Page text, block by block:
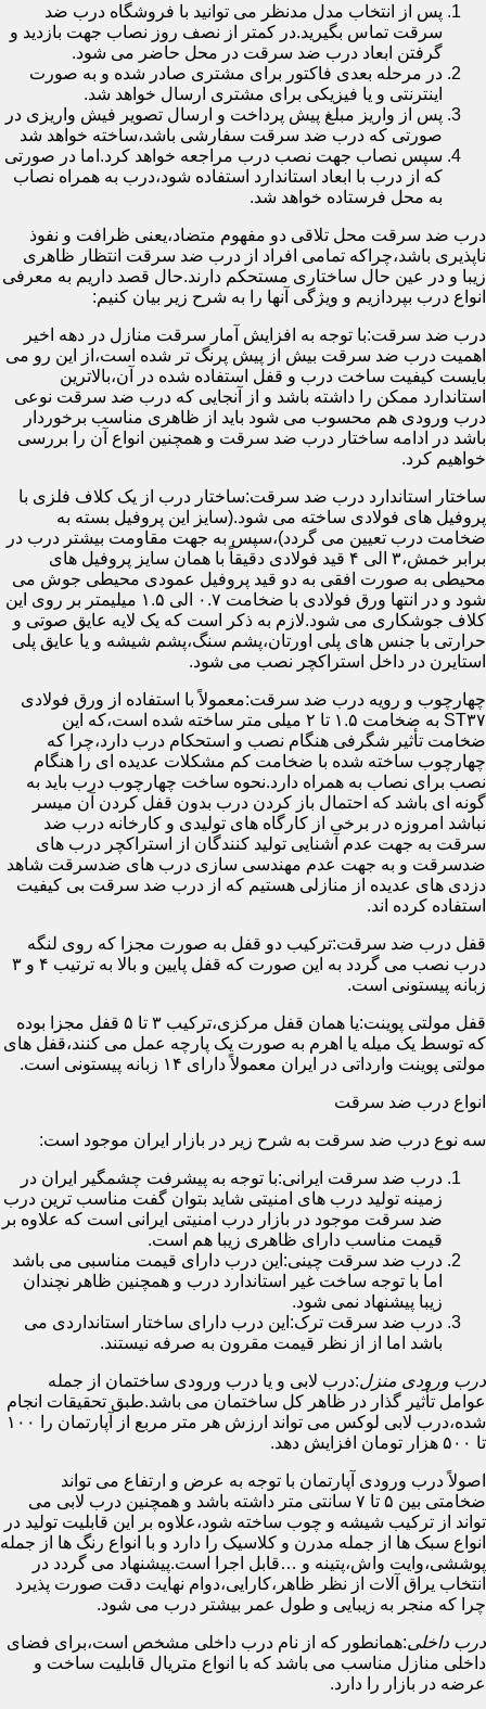
پس از انتخاب مدل مدنظر می توانید با فروشگاه درب ضد
سرقت تماس بگیرید.در کمتر از نصف روز نصاب جهت بازدید و
گرفتن ابعاد درب ضد سرقت در محل حاضر می شود.
در مرحله بعدی فاکتور برای مشتری صادر شده و به صورت
اینترنتی و یا فیزیکی برای مشتری ارسال خواهد شد.
پس از واریز مبلغ پیش پرداخت و ارسال تصویر فیش واریزی در
صورتی که درب ضد سرقت سفارشی باشد،ساخته خواهد شد
سپس نصاب جهت نصب درب مراجعه خواهد کرد.اما در صورتی
که از درب با ابعاد استاندارد استفاده شود،درب به همراه نصاب
به محل فرستاده خواهد شد.
درب ضد سرقت محل تلاقی دو مفهوم متضاد،یعنی ظرافت و نفوذ
ناپذیری باشد،چراکه تمامی افراد از درب ضد سرقت انتظار ظاهری
زیبا و در عین حال ساختاری مستحکم دارند.حال قصد داریم به معرفی
انواع درب بپردازیم و ویژگی آنها را به شرح زیر بیان کنیم:
درب ضد سرقت:با توجه به افزایش آمار سرقت منازل در دهه اخیر
اهمیت درب ضد سرقت بیش از پیش پرنگ تر شده است،از این رو می
بایست کیفیت ساخت درب و قفل استفاده شده در آن،بالاترین
استاندارد ممکن را داشته باشد و از آنجایی که درب ضد سرقت نوعی
درب ورودی هم محسوب می شود باید از ظاهری مناسب برخوردار
باشد در ادامه ساختار درب ضد سرقت و همچنین انواع آن را بررسی
خواهیم کرد.
ساختار استاندارد درب ضد سرقت:ساختار درب از یک کلاف فلزی با
پروفیل های فولادی ساخته می شود.(سایز این پروفیل بسته به
ضخامت درب تعیین می گردد)،سپس به جهت مقاومت بیشتر درب در
برابر خمش،۳ الی ۴ قید فولادی دقیقاً با همان سایز پروفیل های
محیطی به صورت افقی به دو قید پروفیل عمودی محیطی جوش می
شود و در انتها ورق فولادی با ضخامت ۰.۷ الی ۱.۵ میلیمتر بر روی این
کلاف جوشکاری می شود.لازم به ذکر است که یک لایه عایق صوتی و
حرارتی با جنس های پلی اورتان،پشم سنگ،پشم شیشه و یا عایق پلی
استایرن در داخل استراکچر نصب می شود.
چهارچوب و رویه درب ضد سرقت:معمولاً با استفاده از ورق فولادی
ST۳۷ به ضخامت ۱.۵ تا ۲ میلی متر ساخته شده است،که این
ضخامت تأثیر شگرفی هنگام نصب و استحکام درب دارد،چرا که
چهارچوب ساخته شده با ضخامت کم مشکلات عدیده ای را هنگام
نصب برای نصاب به همراه دارد.نحوه ساخت چهارچوب درب باید به
گونه ای باشد که احتمال باز کردن درب بدون قفل کردن آن میسر
نباشد امروزه در برخی از کارگاه های تولیدی و کارخانه درب ضد
سرقت به جهت عدم آشنایی تولید کنندگان از استراکچر درب های
ضدسرقت و به جهت عدم مهندسی سازی درب های ضدسرقت شاهد
دزدی های عدیده از منازلی هستیم که از درب ضد سرقت بی کیفیت
استفاده کرده اند.
قفل درب ضد سرقت:ترکیب دو قفل به صورت مجزا که روی لنگه
درب نصب می گردد به این صورت که قفل پایین و بالا به ترتیب ۴ و ۳
زبانه پیستونی است.
قفل مولتی پوینت:یا همان قفل مرکزی،ترکیب ۳ تا ۵ قفل مجزا بوده
که توسط یک میله یا اهرم به صورت یک پارچه عمل می کنند،قفل های
مولتی پوینت وارداتی در ایران معمولاً دارای ۱۴ زبانه پیستونی است.
انواع درب ضد سرقت
سه نوع درب ضد سرقت به شرح زیر در بازار ایران موجود است:
درب ضد سرقت ایرانی:با توجه به پیشرفت چشمگیر ایران در
زمینه تولید درب های امنیتی شاید بتوان گفت مناسب ترین درب
ضد سرقت موجود در بازار درب امنیتی ایرانی است که علاوه بر
قیمت مناسب دارای ظاهری زیبا هم است.
درب ضد سرقت چینی:این درب دارای قیمت مناسبی می باشد
اما با توجه ساخت غیر استاندارد درب و همچنین ظاهر نچندان
زیبا پیشنهاد نمی شود.
درب ضد سرقت ترک:این درب دارای ساختار استانداردی می
باشد اما از از نظر قیمت مقرون به صرفه نیستند.
درب ورودی منزل:درب لابی و یا درب ورودی ساختمان از جمله
عوامل تأثیر گذار در ظاهر کل ساختمان می باشد.طبق تحقیقات انجام
شده،درب لابی لوکس می تواند ارزش هر متر مربع از آپارتمان را ۱۰۰
تا ۵۰۰ هزار تومان افزایش دهد.
اصولاً درب ورودی آپارتمان با توجه به عرض و ارتفاع می تواند
ضخامتی بین ۵ تا ۷ سانتی متر داشته باشد و همچنین درب لابی می
تواند از ترکیب شیشه و چوب ساخته شود،علاوه بر این قابلیت تولید در
انواع سبک ها از جمله مدرن و کلاسیک را دارد و با انواع رنگ ها از جمله
پوششی،وایت واش،پتینه و …قابل اجرا است.پیشنهاد می گردد در
انتخاب یراق آلات از نظر ظاهر،کارایی،دوام نهایت دقت صورت پذیرد
چرا که منجر به زیبایی و طول عمر بیشتر درب می شود.
درب داخلی:همانطور که از نام درب داخلی مشخص است،برای فضای
داخلی منازل مناسب می باشد که با انواع متریال قابلیت ساخت و
عرضه در بازار را دارد.